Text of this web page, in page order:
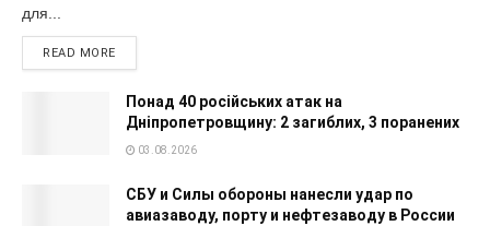
для...
READ MORE
Понад 40 російських атак на
Дніпропетровщину: 2 загиблих, 3 поранених
03.08.2026
СБУ и Силы обороны нанесли удар по
авиазаводу, порту и нефтезаводу в России